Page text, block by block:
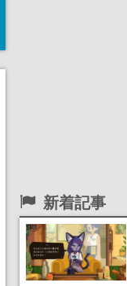
新着記事